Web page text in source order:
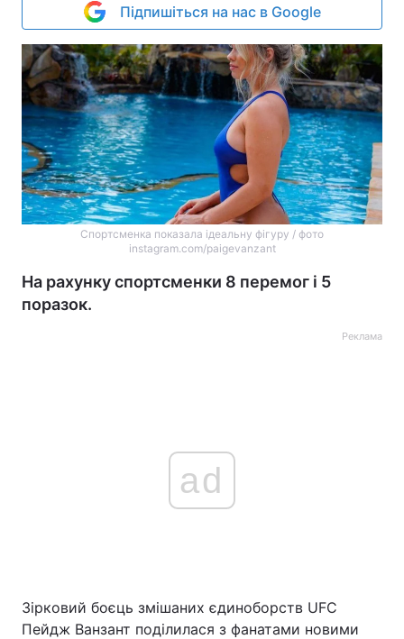
Підпишіться на нас в Google
Спортсменка показала ідеальну фігуру / фото
instagram.com/paigevanzant
На рахунку спортсменки 8 перемог і 5
поразок.
Реклама
ad
Зірковий боєць змішаних єдиноборств UFC
Пейдж Ванзант поділилася з фанатами новими